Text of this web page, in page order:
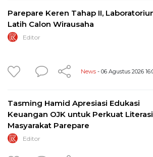
Parepare Keren Tahap II,
Latih Calon Wirausaha
Editor
News - 06 Agustus 2026
Tasming Hamid Apresiasi Edukasi
Keuangan OJK untuk Perkuat Literasi
Masyarakat Parepare
Editor